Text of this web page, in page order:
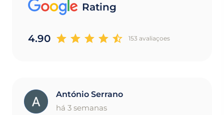
Rating
4.90 153 avaliaçoes
A
António Serrano
há 3 semanas